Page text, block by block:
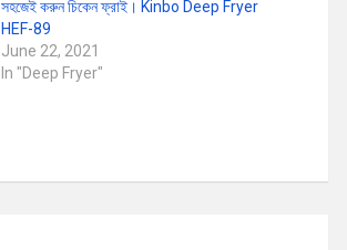
সহজেই করুন চিকেন ফ্রাই। Kinbo Deep Fryer
HEF-89
June 22, 2021
In "Deep Fryer"